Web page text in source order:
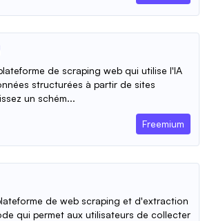
de scraping web qui utilise l'IA
structurées à partir de sites
un schém...
Freemium
de web scraping et d'extraction
qui permet aux utilisateurs de collecter